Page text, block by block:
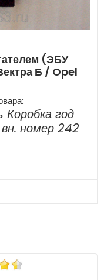
(ЭБУ
Б / Opel
год
номер 242